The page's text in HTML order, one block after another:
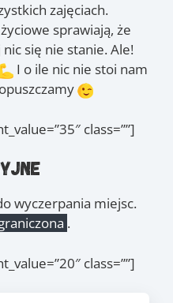
zajęciach.
sprawiają, że
się nie stanie. Ale!
I o ile nic nie stoi nam
class=””]
wyczerpania miejsc.
.
class=””]